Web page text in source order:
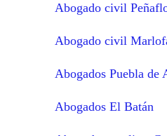
Abogado civil
Abogado civil
Abogados Puebla de
Abogados El Batán